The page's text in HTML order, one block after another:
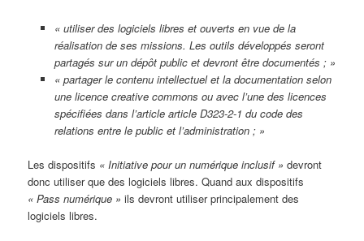
« utiliser des logiciels libres et ouverts en vue de la
réalisation de ses missions. Les outils développés seront
partagés sur un dépôt public et devront être documentés ; »
« partager le contenu intellectuel et la documentation selon
une licence creative commons ou avec l’une des licences
spécifiées dans l’article article D323-2-1 du code des
relations entre le public et l’administration ; »
Les dispositifs « Initiative pour un numérique inclusif » devront
donc utiliser que des logiciels libres. Quand aux dispositifs
« Pass numérique » ils devront utiliser principalement des
logiciels libres.